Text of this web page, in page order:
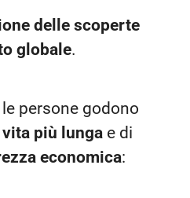
delle scoperte
globale.
persone godono
più lunga e di
economica: